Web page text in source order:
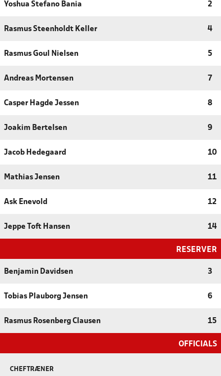
Yoshua Stefano Bania 2
Rasmus Steenholdt Keller 4
Rasmus Goul Nielsen 5
Andreas Mortensen 7
Casper Hagde Jessen 8
Joakim Bertelsen 9
Jacob Hedegaard 10
Mathias Jensen 11
Ask Enevold 12
Jeppe Toft Hansen 14
RESERVER
Benjamin Davidsen 3
Tobias Plauborg Jensen 6
Rasmus Rosenberg Clausen 15
OFFICIALS
CHEFTRÆNER